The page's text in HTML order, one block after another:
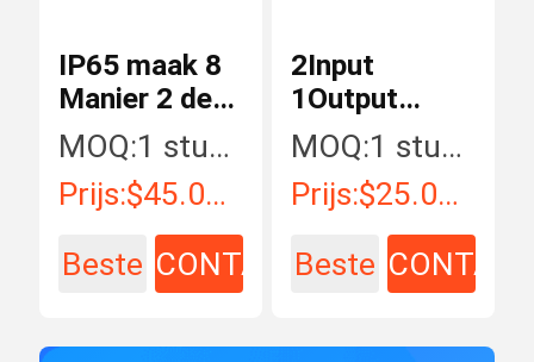
IP65 maak 8
Manier 2 de
Doos van de
Output
waterdichtgelijkstroom
Combine
MOQ:1 stuk/Stukken
Prijs:$45.00 - $350.00 / Piece
Beste CONTACT
2Input
1Output
maken
Plastic
waterdicht
MOQ:1 stuk/Stukken
Prijs:$25.00 - $250.00 / Piece
Beste CONTACT